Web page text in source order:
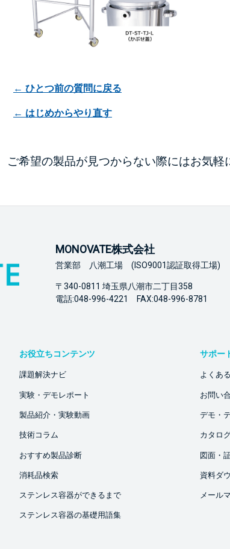
← ひとつ前の質問に戻る
← はじめからやり直す
ご希望の製品が見つからない際にはお気軽
MONOVATE株式会社
営業部 八潮工場 (ISO9001認証取得工場)
〒340-0811 埼玉県八潮市二丁目358
電話:048-996-4221 FAX:048-996-8781
お役立ちコンテンツ
課題解決ナビ
実験・デモレポート
製品紹介・実験動画
技術コラム
おすすめ製品診断
消耗品検索
ステンレス容器ができるまで
ステンレス容器の基礎用語集
サポー
よくあ
お問い
デモ・
カタロ
図面・
資料ダ
メール